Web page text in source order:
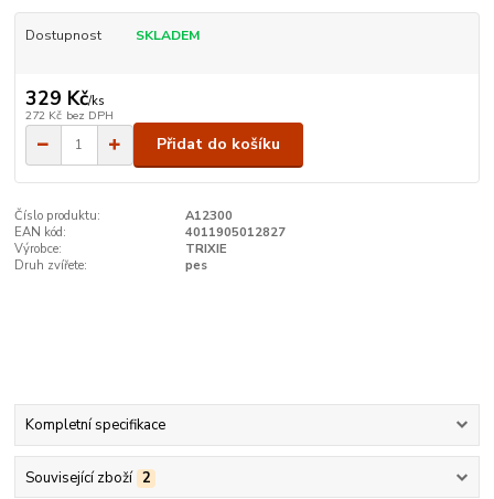
Dostupnost SKLADEM
329 Kč/ks
272 Kč bez DPH
Přidat do košíku
Číslo produktu:
A12300
EAN kód:
4011905012827
Výrobce:
TRIXIE
Druh zvířete:
pes
Kompletní specifikace
Související zboží 2